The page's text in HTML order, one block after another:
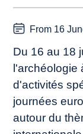
From 16
Du 16 au 18
l'archéologie
d'activités
journées
autour du